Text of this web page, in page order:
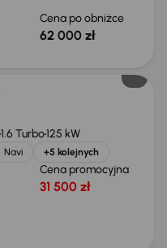
Cena po obniżce
62 000 zł
1.6 Turbo125 kW
Navi +5 kolejnych
Cena promocyjna
31 500 zł